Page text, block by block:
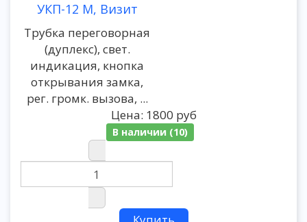
УКП-12 М, Визит
Трубка переговорная
(дуплекс), свет.
индикация, кнопка
открывания замка,
рег. громк. вызова, ...
Цена: 1800 руб
В наличии (10)